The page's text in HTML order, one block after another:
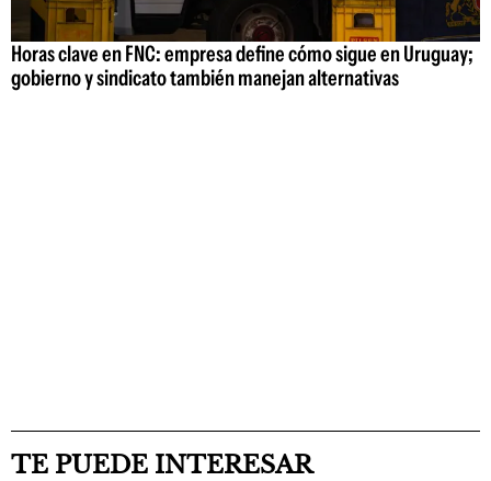
Horas clave en FNC: empresa define cómo sigue en Uruguay;
gobierno y sindicato también manejan alternativas
TE PUEDE INTERESAR